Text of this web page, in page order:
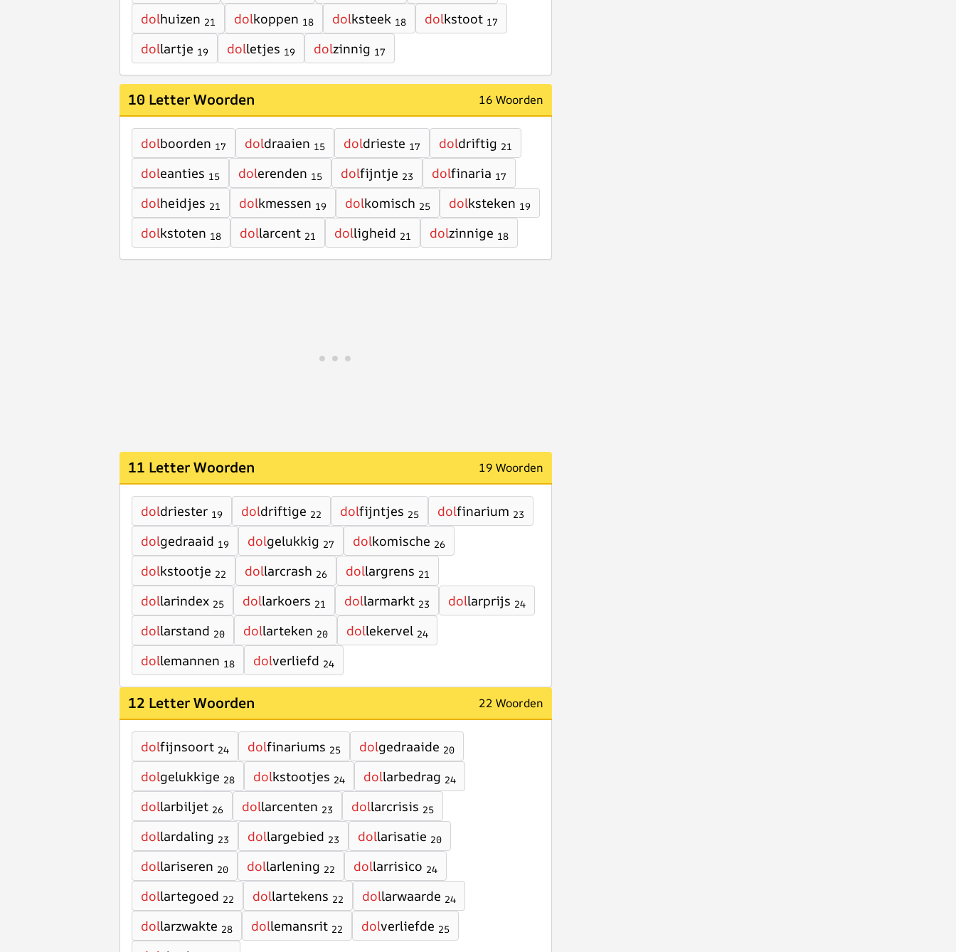
dolhuizen 21 dolkoppen 18 dolksteek 18 dolkstoot 17
dollartje 19 dolletjes 19 dolzinnig 17
10 Letter Woorden 16 Woorden
dolboorden 17 doldraaien 15 doldrieste 17 doldriftig 21
doleanties 15 dolerenden 15 dolfijntje 23 dolfinaria 17
dolheidjes 21 dolkmessen 19 dolkomisch 25 dolksteken 19
dolkstoten 18 dollarcent 21 dolligheid 21 dolzinnige 18
11 Letter Woorden 19 Woorden
doldriester 19 doldriftige 22 dolfijntjes 25 dolfinarium 23
dolgedraaid 19 dolgelukkig 27 dolkomische 26
dolkstootje 22 dollarcrash 26 dollargrens 21
dollarindex 25 dollarkoers 21 dollarmarkt 23 dollarprijs 24
dollarstand 20 dollarteken 20 dollekervel 24
dollemannen 18 dolverliefd 24
12 Letter Woorden 22 Woorden
dolfijnsoort 24 dolfinariums 25 dolgedraaide 20
dolgelukkige 28 dolkstootjes 24 dollarbedrag 24
dollarbiljet 26 dollarcenten 23 dollarcrisis 25
dollardaling 23 dollargebied 23 dollarisatie 20
dollariseren 20 dollarlening 22 dollarrisico 24
dollartegoed 22 dollartekens 22 dollarwaarde 24
dollarzwakte 28 dollemansrit 22 dolverliefde 25